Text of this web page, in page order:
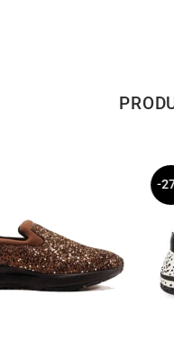
-